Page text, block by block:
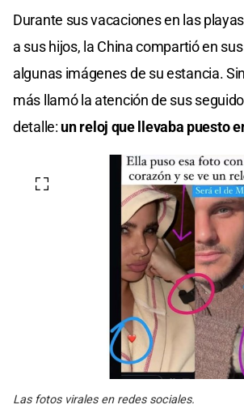
Durante sus vacaciones en las
a sus hijos, la China compartió en
algunas imágenes de su estancia.
más llamó la atención de sus
detalle: un reloj que llevaba puesto
Las fotos virales en redes sociales.